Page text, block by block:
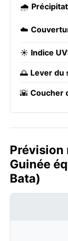
🌧️
☁️
☀️ Indice
🌅 Lever du
🌇 Coucher
Prévision
Guinée
Bata)